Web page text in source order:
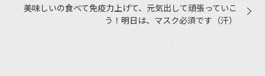
美味しいの食べて免疫力上げて、元気出して頑張っていこ
う！明日は、マスク必須です（汗）